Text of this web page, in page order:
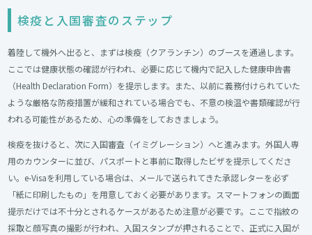
検疫と入国審査のステップ
着陸して機外へ出ると、まずは検疫（クアランチン）のブースを通過します。
ここでは健康状態の確認が行われ、必要に応じて機内で記入した健康申告書
（Health Declaration Form）を提示します。また、以前に義務付けられていた
ような厳格な防疫措置が緩和されている場合でも、不意の検温や書類確認が行
われる可能性があるため、心の準備をしておきましょう。
検疫を抜けると、次に入国審査（イミグレーション）へと進みます。外国人専
用のカウンターに並び、パスポートと事前に取得したビザを提示してくださ
い。e-Visaを利用している場合は、メールで送られてきた承認レターを必ず
「紙に印刷したもの」を用意しておく必要があります。スマートフォンの画面
提示だけでは不十分とされるケースがあるため注意が必要です。ここで指紋の
採取と顔写真の撮影が行われ、入国スタンプが押されることで、正式に入国が